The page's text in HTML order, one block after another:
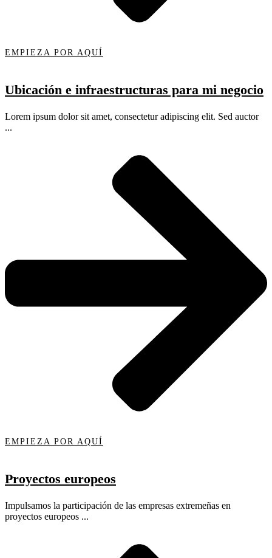
EMPIEZA POR AQUÍ
Ubicación e infraestructuras para mi negocio
Lorem ipsum dolor sit amet, consectetur adipiscing elit. Sed auctor
...
EMPIEZA POR AQUÍ
Proyectos europeos
Impulsamos la participación de las empresas extremeñas en
proyectos europeos ...